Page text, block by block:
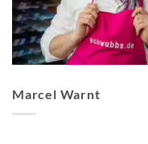
Marcel Warnt